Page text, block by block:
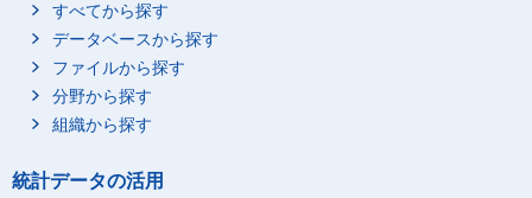
すべてから探す
データベースから探す
ファイルから探す
分野から探す
組織から探す
統計データの活用